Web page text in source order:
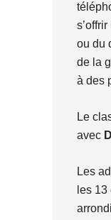
ou du
de la
à des
Le
avec
Les
les